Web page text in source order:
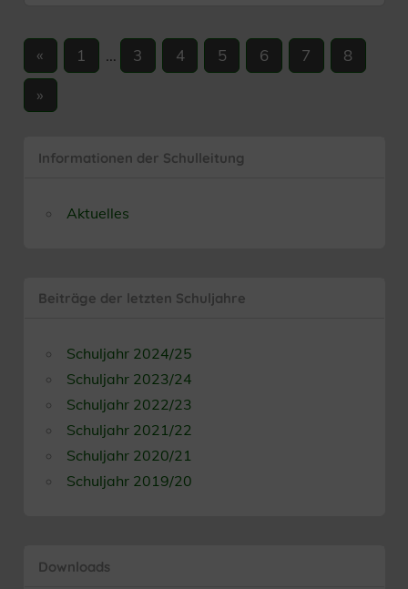
Seitennummerierung
der
« Vorherige
Beiträge
1 … 3 4 5 6 7 8
Nächste
»
Informationen der Schulleitung
Aktuelles
Beiträge der letzten Schuljahre
Schuljahr 2024/25
Schuljahr 2023/24
Schuljahr 2022/23
Schuljahr 2021/22
Schuljahr 2020/21
Schuljahr 2019/20
Downloads